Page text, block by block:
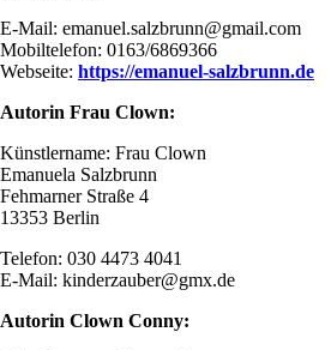
E-Mail: emanuel.salzbrunn@gmail.com
Mobiltelefon: 0163/6869366
Webseite: https://emanuel-salzbrunn.de
Autorin Frau Clown:
Künstlername: Frau Clown
Emanuela Salzbrunn
Fehmarner Straße 4
13353 Berlin
Telefon: 030 4473 4041
E-Mail: kinderzauber@gmx.de
Autorin Clown Conny: